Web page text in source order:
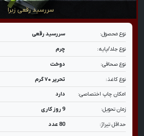
سررسید رقعی زبرا
نوع محصول: سررسید رقعی
نوع جلد/پایه: چرم
نوع صحافی: دوخت
نوع کاغذ: تحریر ۷۰ گرم
امکان چاپ اختصاصی: دارد
زمان تحویل: 9 روز کاری
حداقل تیراژ: 80 عدد